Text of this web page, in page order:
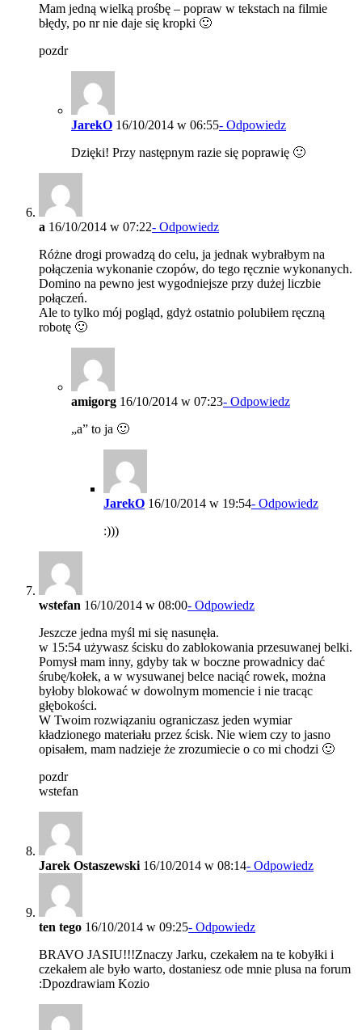
Mam jedną wielką prośbę – popraw w tekstach na filmie
błędy, po nr nie daje się kropki 🙂
pozdr
JarekO 16/10/2014 w 06:55- Odpowiedz
Dzięki! Przy następnym razie się poprawię 🙂
a 16/10/2014 w 07:22- Odpowiedz
Różne drogi prowadzą do celu, ja jednak wybrałbym na
połączenia wykonanie czopów, do tego ręcznie wykonanych.
Domino na pewno jest wygodniejsze przy dużej liczbie
połączeń.
Ale to tylko mój pogląd, gdyż ostatnio polubiłem ręczną
robotę 🙂
amigorg 16/10/2014 w 07:23- Odpowiedz
„a” to ja 🙂
JarekO 16/10/2014 w 19:54- Odpowiedz
:)))
wstefan 16/10/2014 w 08:00- Odpowiedz
Jeszcze jedna myśl mi się nasunęła.
w 15:54 używasz ścisku do zablokowania przesuwanej belki.
Pomysł mam inny, gdyby tak w boczne prowadnicy dać
śrubę/kołek, a w wysuwanej belce naciąć rowek, można
byłoby blokować w dowolnym momencie i nie tracąc
głębokości.
W Twoim rozwiązaniu ograniczasz jeden wymiar
kładzionego materiału przez ścisk. Nie wiem czy to jasno
opisałem, mam nadzieje że zrozumiecie o co mi chodzi 🙂
pozdr
wstefan
Jarek Ostaszewski 16/10/2014 w 08:14- Odpowiedz
ten tego 16/10/2014 w 09:25- Odpowiedz
BRAVO JASIU!!!Znaczy Jarku, czekałem na te kobyłki i
czekałem ale było warto, dostaniesz ode mnie plusa na forum
:Dpozdrawiam Kozio